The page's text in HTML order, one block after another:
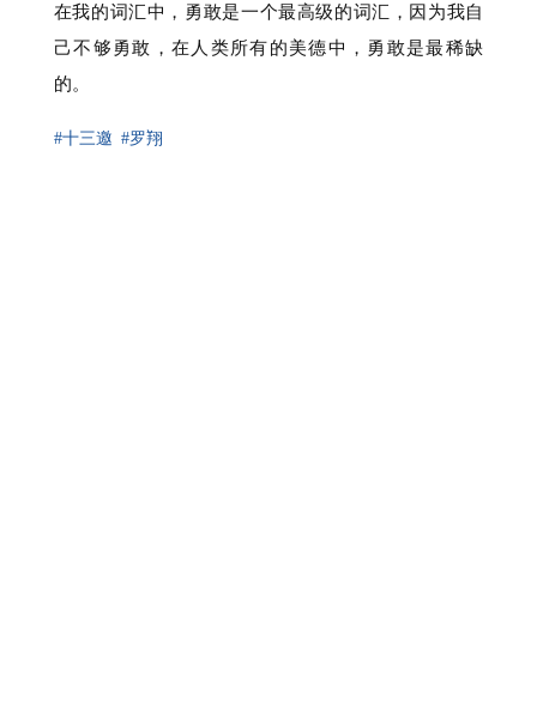
在我的词汇中，勇敢是一个最高级的词汇，因为我自
己不够勇敢，在人类所有的美德中，勇敢是最稀缺
的。
#十三邀 #罗翔